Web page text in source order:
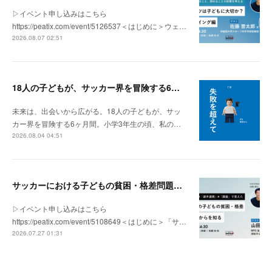
▷イベント申し込みはこちら
https://peatix.com/event/5126537＜はじめに＞ウェ…
2026.08.07 02:51
18人の子どもが、サッカー界を冒険する6ヶ月間。
未来は、出会いから広がる。18人の子どもが、サッ
カー界を冒険する6ヶ月間。小学3年生の頃、私の…
2026.08.04 04:51
サッカーにおける子どもの貧困・格差問題の現状 | 「社会とサッカー」vol.1
▷イベント申し込みはこちら
https://peatix.com/event/5108649＜はじめに＞「サ…
2026.07.27 01:31